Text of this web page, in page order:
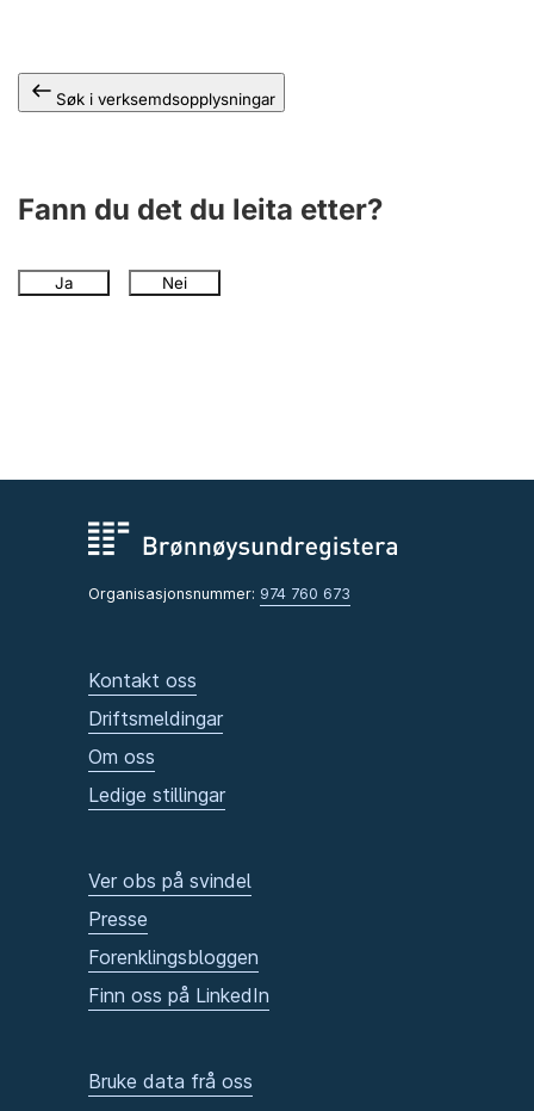
Søk i verksemdsopplysningar
Fann du det du leita etter?
Ja Nei
Organisasjonsnummer: 974 760 673
Kontakt oss
Driftsmeldingar
Om oss
Ledige stillingar
Ver obs på svindel
Presse
Forenklingsbloggen
Finn oss på LinkedIn
Bruke data frå oss